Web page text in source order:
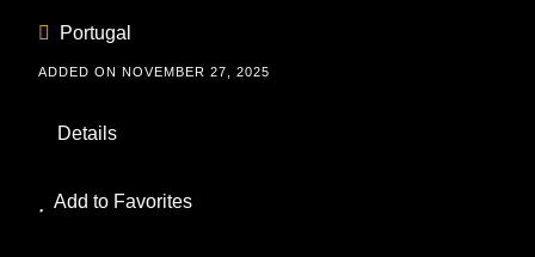
Portugal
ADDED ON NOVEMBER 27, 2025
Details
Add to Favorites